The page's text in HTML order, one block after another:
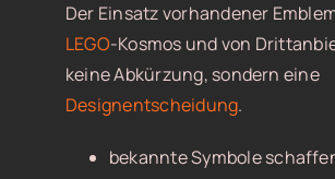
Der Einsatz vorhandener
LEGO-Kosmos und von
keine Abkürzung, sondern eine
Designentscheidung.
bekannte Symbole